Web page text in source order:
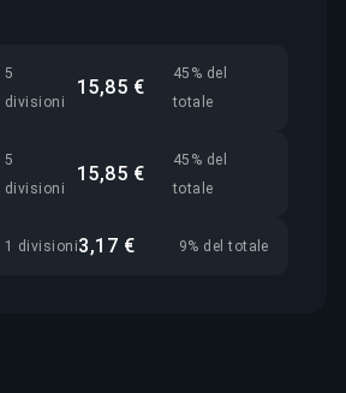
5
divisioni
15,85 €
45% del
totale
5
divisioni
15,85 €
45% del
totale
1 divisioni3,17 € 9% del totale